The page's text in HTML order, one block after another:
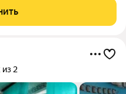
В доме установлен
из 2